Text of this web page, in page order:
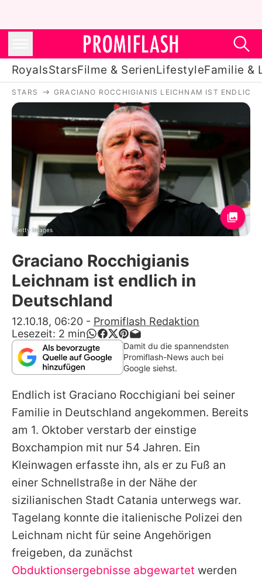
RoyalsStarsFilme & SerienLifestyleFamilie &
Royals
Stars
Filme & Serien
Lifestyle
Familie & Liebe
Promiflash Exklusiv
Alle Themen auf Promiflash
App runterladen
Team
Redaktionelle Richtlinien
Impressum
Datenschutzerklärung
Nutzungsbedingungen
Utiq verwalten
STARS GRACIANO ROCCHIGIANIS LEICHNAM IST ENDLICH
Getty Images
Graciano Rocchigianis
Leichnam ist endlich in
Deutschland
12.10.18, 06:20 - Promiflash Redaktion
Lesezeit: 2 min
Damit du die spannendsten
Promiflash-News auch bei
Google siehst.
Endlich ist Graciano Rocchigiani bei seiner
Familie in Deutschland angekommen. Bereits
am 1. Oktober verstarb der einstige
Boxchampion mit nur 54 Jahren. Ein
Kleinwagen erfasste ihn, als er zu Fuß an
einer Schnellstraße in der Nähe der
sizilianischen Stadt Catania unterwegs war.
Tagelang konnte die italienische Polizei den
Leichnam nicht für seine Angehörigen
freigeben, da zunächst
Obduktionsergebnisse abgewartet werden